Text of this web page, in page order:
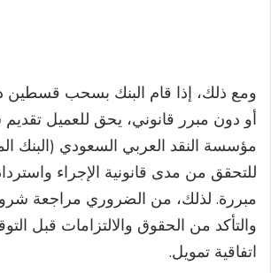
ومع ذلك، إذا قام البنك بسحب
أو دون مبرر قانوني، يحق للعميل
مؤسسة النقد العربي السعودي (البنك
للتحقق من مدى قانونية الإجراء
مبررة. لذلك، من الضروري مراجعة
والتأكد من الحقوق والالتزامات قبل
اتفاقية تمويل.